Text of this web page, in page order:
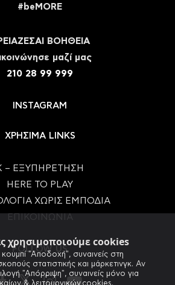
χρησιμοποιούμε cookies
"Αποδοχή", συναινείς στη
στατιστικής και μάρκετινγκ. Αν
"Απόρριψη", συναινείς μόνο για
#beMORE
ΒΟΗΘΕΙΑ
μαζί μας
210 28 99 999
INSTAGRAM
ΧΡΗΣΙΜΑ LINKS
– ΕΞΥΠΗΡΕΤΗΣΗ
HERE TO PLAY
ΧΩΡΙΣ ΕΜΠΟΔΙΑ
FOLLOW US